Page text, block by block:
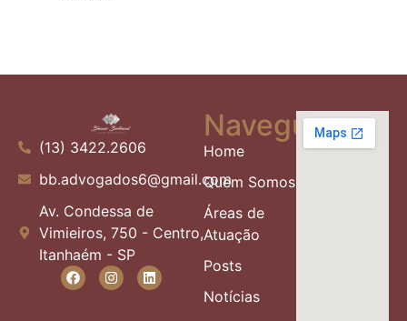
(13) 3422.2606
bb.advogados6@gmail.com
Av. Condessa de
Vimieiros, 750 - Centro,
Itanhaém - SP
Navegue
Home
Quem Somos
Áreas de
Atuação
Posts
Notícias